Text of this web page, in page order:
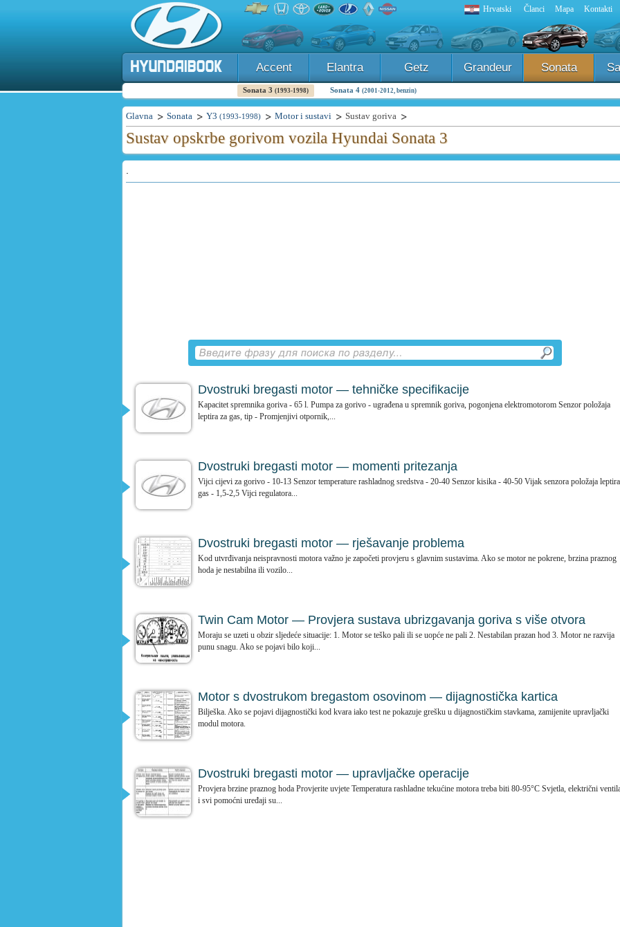
Hrvatski Članci Mapa Kontakti
Accent Elantra Getz Grandeur Sonata
Sonata 3 (1993-1998) Sonata 4 (2001-2012, benzin)
Glavna Sonata Y3 (1993-1998) Motor i sustavi Sustav goriva
Sustav opskrbe gorivom vozila Hyundai Sonata 3
Dvostruki bregasti motor — tehničke specifikacije
Kapacitet spremnika goriva - 65 l. Pumpa za gorivo - ugrađena u spremnik goriva, pogonjena elektromotorom Senzor položaja
leptira za gas, tip - Promjenjivi otpornik,...
Dvostruki bregasti motor — momenti pritezanja
Vijci cijevi za gorivo - 10-13 Senzor temperature rashladnog sredstva - 20-40 Senzor kisika - 40-50 Vijak senzora položaja
gas - 1,5-2,5 Vijci regulatora...
Dvostruki bregasti motor — rješavanje problema
Kod utvrđivanja neispravnosti motora važno je započeti provjeru s glavnim sustavima. Ako se motor ne pokrene, brzina praznog
hoda je nestabilna ili vozilo...
Twin Cam Motor — Provjera sustava ubrizgavanja goriva s više otvora
Moraju se uzeti u obzir sljedeće situacije: 1. Motor se teško pali ili se uopće ne pali 2. Nestabilan prazan hod 3. Motor ne razvija
punu snagu. Ako se pojavi bilo koji...
Motor s dvostrukom bregastom osovinom — dijagnostička kartica
Bilješka. Ako se pojavi dijagnostički kod kvara iako test ne pokazuje grešku u dijagnostičkim stavkama, zamijenite upravljački
modul motora.
Dvostruki bregasti motor — upravljačke operacije
Provjera brzine praznog hoda Provjerite uvjete Temperatura rashladne tekućine motora treba biti 80-95°C Svjetla, električni
i svi pomoćni uređaji su...